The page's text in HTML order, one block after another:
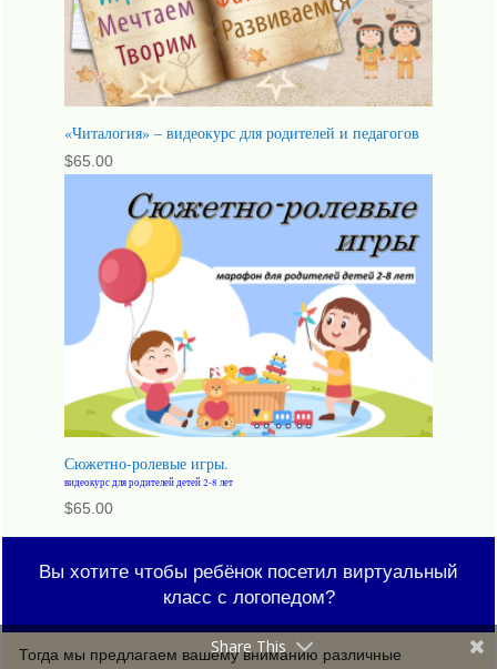
«Читалогия» – видеокурс для родителей и педагогов
$65.00
Сюжетно-ролевые игры.
видеокурс для родителей детей 2-8 лет
$65.00
Вы хотите чтобы ребёнок посетил виртуальный
класс с логопедом?
Тогда мы предлагаем вашему вниманию различные
Share This